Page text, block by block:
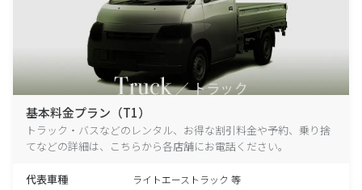
基本料金プラン（T1）
トラック・バスなどのレンタル、お得な割引料金や予約、乗り捨
てなどの詳細は、こちらから各店舗にお電話ください。
代表車種 ライトエーストラック 等